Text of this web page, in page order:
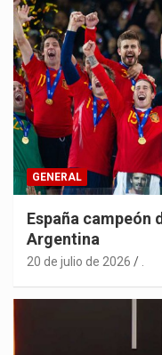
GENERAL
España campeón
Argentina
20 de julio de 2026